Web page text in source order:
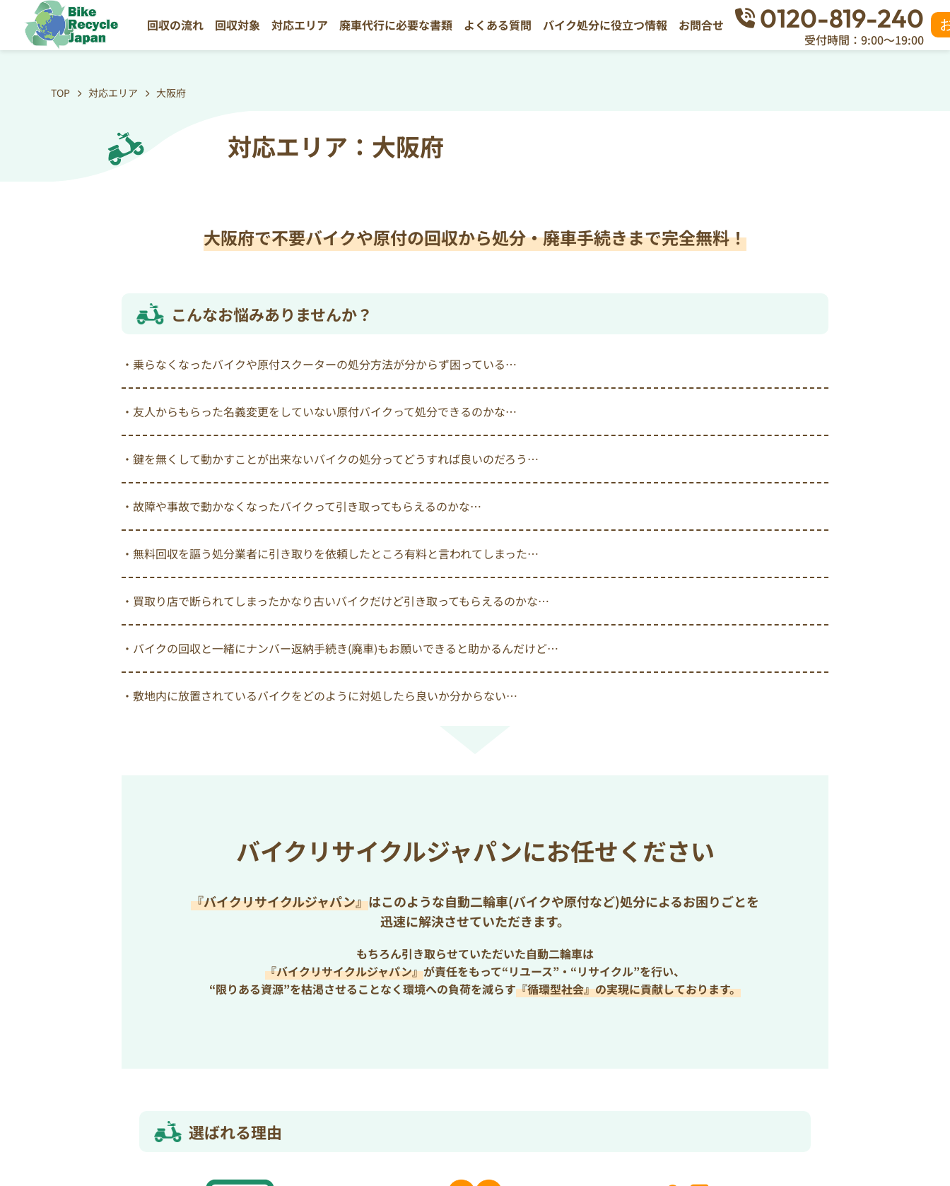
回収の流れ 回収対象 対応エリア 廃車代行に必要な書類 よくある質問 バイク処分に役立つ情報 お問合せ 0120-819-240
受付時間：9:00～19:00
TOP 対応エリア 大阪府
対応エリア：大阪府
大阪府で不要バイクや原付の回収から処分・廃車手続きまで完全無料！
こんなお悩みありませんか？
・乗らなくなったバイクや原付スクーターの処分方法が分からず困っている…
・友人からもらった名義変更をしていない原付バイクって処分できるのかな…
・鍵を無くして動かすことが出来ないバイクの処分ってどうすれば良いのだろう…
・故障や事故で動かなくなったバイクって引き取ってもらえるのかな…
・無料回収を謳う処分業者に引き取りを依頼したところ有料と言われてしまった…
・買取り店で断られてしまったかなり古いバイクだけど引き取ってもらえるのかな…
・バイクの回収と一緒にナンバー返納手続き(廃車)もお願いできると助かるんだけど…
・敷地内に放置されているバイクをどのように対処したら良いか分からない…
バイクリサイクルジャパンにお任せください
『バイクリサイクルジャパン』はこのような自動二輪車(バイクや原付など)処分によるお困りごとを
迅速に解決させていただきます。
もちろん引き取らせていただいた自動二輪車は
『バイクリサイクルジャパン』が責任をもって“リユース”・“リサイクル”を行い、
“限りある資源”を枯渇させることなく環境への負荷を減らす『循環型社会』の実現に貢献しております。
選ばれる理由